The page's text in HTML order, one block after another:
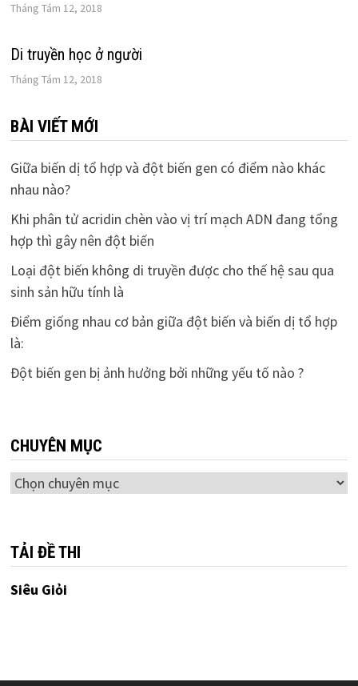
Tháng Tám 12, 2018
Di truyền học ở người
Tháng Tám 12, 2018
BÀI VIẾT MỚI
Giữa biến dị tổ hợp và đột biến gen có điểm nào khác
nhau nào?
Khi phân tử acridin chèn vào vị trí mạch ADN đang tổng
hợp thì gây nên đột biến
Loại đột biến không di truyền được cho thế hệ sau qua
sinh sản hữu tính là
Điểm giống nhau cơ bản giữa đột biến và biến dị tổ hợp
là:
Đột biến gen bị ảnh hưởng bởi những yếu tố nào ?
CHUYÊN MỤC
Chuyên
TẢI ĐỀ THI
Siêu Giỏi